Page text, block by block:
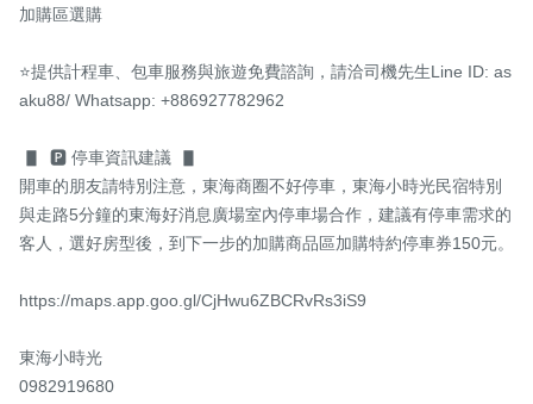
加購區選購
⭐️提供計程車、包車服務與旅遊免費諮詢，請洽司機先生Line ID: as
aku88/ Whatsapp: +886927782962
開車的朋友請特別注意，東海商圈不好停車，東海小時光民宿特別
與走路5分鐘的東海好消息廣場室內停車場合作，建議有停車需求的
客人，選好房型後，到下一步的加購商品區加購特約停車券150元。
https://maps.app.goo.gl/CjHwu6ZBCRvRs3iS9
東海小時光
0982919680